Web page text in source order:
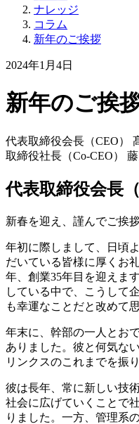
ナレッジ
コラム
新年のご挨拶
2024年1月4日
新年のご挨
代表取締役会長（CEO）
取締役社長（Co-CEO）
代表取締役会長
新春を迎え、謹んでご挨
年初に際しまして、日頃
だいている皆様に厚くお
年、創業35年目を迎えま
している中で、こうして
も幸運なことだと改めて
年末に、幹部の一人とお
ありました。彼と何気な
リンクスのこれまでを振
彼は長年、常に新しい技
社会に広げていくことで
りました。一方、管理系